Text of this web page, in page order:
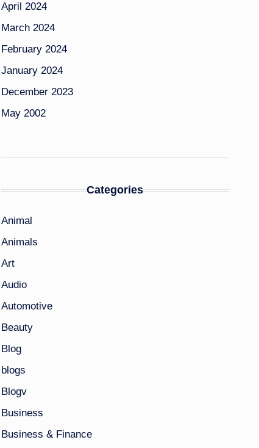
April 2024
March 2024
February 2024
January 2024
December 2023
May 2002
Categories
Animal
Animals
Art
Audio
Automotive
Beauty
Blog
blogs
Blogv
Business
Business & Finance